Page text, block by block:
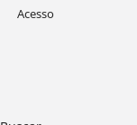
Acesso